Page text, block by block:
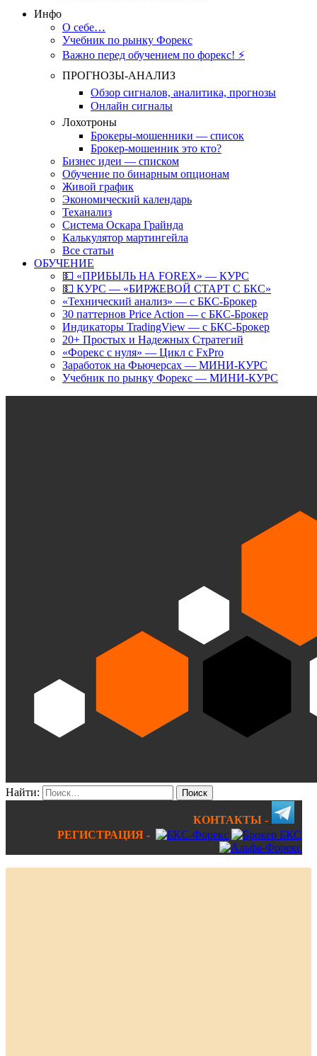
Инфо
О себе…
Учебник по рынку Форекс
Важно перед обучением по форекс! ⚡
ПРОГНОЗЫ-АНАЛИЗ
Обзор сигналов, аналитика, прогнозы
Онлайн сигналы
Лохотроны
Брокеры-мошенники — список
Брокер-мошенник это кто?
Бизнес идеи — списком
Обучение по бинарным опционам
Живой график
Экономический календарь
Теханализ
Система Оскара Грайнда
Калькулятор мартингейла
Все статьи
ОБУЧЕНИЕ
💵 «ПРИБЫЛЬ НА FOREX» — КУРС
💵 КУРС — «БИРЖЕВОЙ СТАРТ С БКС»
«Технический анализ» — с БКС-Брокер
30 паттернов Price Action — с БКС-Брокер
Индикаторы TradingView — с БКС-Брокер
20+ Простых и Надежных Стратегий
«Форекс с нуля» — Цикл с FxPro
Заработок на Фьючерсах — МИНИ-КУРС
Учебник по рынку Форекс — МИНИ-КУРС
Найти:
КОНТАКТЫ -
РЕГИСТРАЦИЯ -